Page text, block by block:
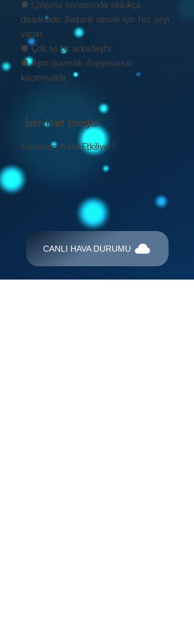
⚉ Çalışma konusunda oldukça
disiplinlidir. Başarılı olmak için her şeyi
yapar.
⚉ Çok iyi bir arkadaştır.
⚉ Aşırı güvenlik duygusunun
kaçınmalıdır.'
İsim Harf Enerjisi
Karakteri Nasıl Etkiliyor?
CANLI HAVA DURUMU